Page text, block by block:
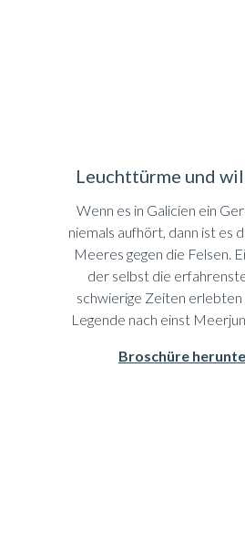
Leuchttürme und
Wenn es in Galicien ein
niemals aufhört, dann ist es
Meeres gegen die Felsen.
der selbst die
schwierige Zeiten erlebten
Legende nach einst
Broschüre